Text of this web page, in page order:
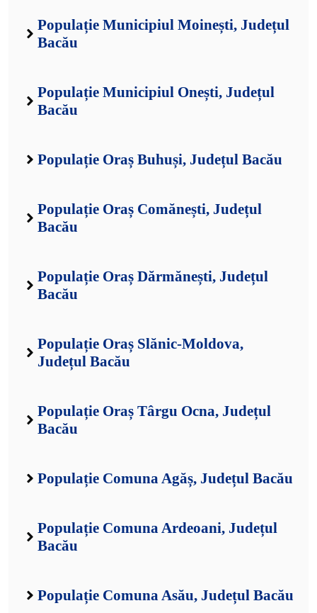
Populație Municipiul Moinești, Județul
Bacău
Populație Municipiul Onești, Județul
Bacău
Populație Oraș Buhuși, Județul Bacău
Populație Oraș Comănești, Județul
Bacău
Populație Oraș Dărmănești, Județul
Bacău
Populație Oraș Slănic-Moldova,
Județul Bacău
Populație Oraș Târgu Ocna, Județul
Bacău
Populație Comuna Agăș, Județul Bacău
Populație Comuna Ardeoani, Județul
Bacău
Populație Comuna Asău, Județul Bacău